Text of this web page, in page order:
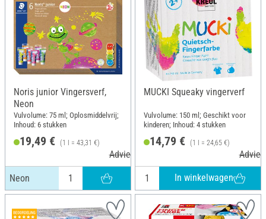
Noris junior Vingersverf,
Neon
Vulvolume: 75 ml; Oplosmiddelvrij;
Inhoud: 6 stukken
19,49 € (1 l = 43,31 €)
Adviesprijs 20,65 €
Neon
MUCKI Squeaky vingerverf
Vulvolume: 150 ml; Geschikt voor
kinderen; Inhoud: 4 stukken
14,79 € (1 l = 24,65 €)
In winkelwagen